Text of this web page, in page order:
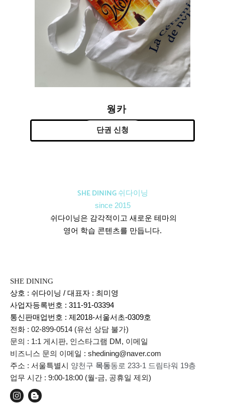
웡카
단권 신청
SHE DINING 쉬다이닝
since 2015
쉬다이닝은 감각적이고 새로운 테마의
영어 학습 콘텐츠를 만듭니다.
SHE DINING
상호 : 쉬다이닝 / 대표자 : 최미영
사업자등록번호 : 311-91-03394
통신판매업번호 : 제2018-서울서초-0309호
전화 : 02-899-0514 (유선 상담 불가)
문의 : 1:1 게시판, 인스타그램 DM, 이메일
비즈니스 문의 이메일 : shedining@naver.com
주소 : 서울특별시 양천구 목동동로 233-1 드림타워 19층
업무 시간 : 9:00-18:00 (월-금, 공휴일 제외)